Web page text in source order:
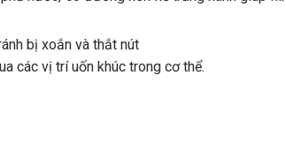
bị xoắn và thắt nút
các vị trí uốn khúc trong cơ thể.